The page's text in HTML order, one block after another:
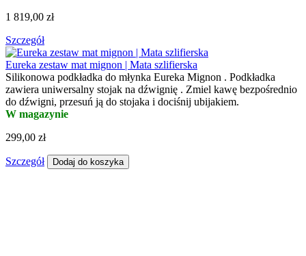
1 819,00 zł
Szczegół
Eureka zestaw mat mignon | Mata szlifierska
Silikonowa podkładka do młynka Eureka Mignon . Podkładka
zawiera uniwersalny stojak na dźwignię . Zmiel kawę bezpośrednio
do dźwigni, przesuń ją do stojaka i dociśnij ubijakiem.
W magazynie
299,00 zł
Szczegół Dodaj do koszyka